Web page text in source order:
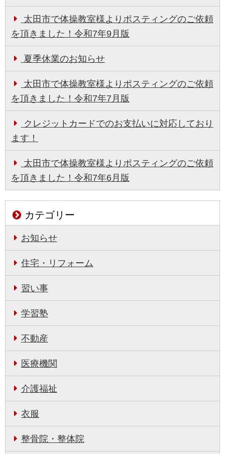
太田市で体操教室様よりポスティングのご依頼
を頂きました！令和7年9月版
夏季休業のお知らせ
太田市で体操教室様よりポスティングのご依頼
を頂きました！令和7年7月版
クレジットカードでのお支払いに対応しており
ます！
太田市で体操教室様よりポスティングのご依頼
を頂きました！令和7年6月版
カテゴリー
お知らせ
住宅・リフォーム
習い事
学習塾
不動産
医療機関
介護福祉
衣服
整骨院・整体院